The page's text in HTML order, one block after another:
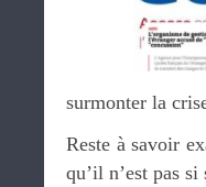
surmonter la
Reste à savoir
qu’il n’est pas